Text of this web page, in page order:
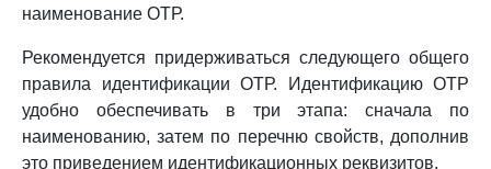
наименование ОТР.
Рекомендуется придерживаться следующего общего
правила идентификации ОТР. Идентификацию ОТР
удобно обеспечивать в три этапа: сначала по
наименованию, затем по перечню свойств, дополнив
это приведением идентификационных реквизитов.